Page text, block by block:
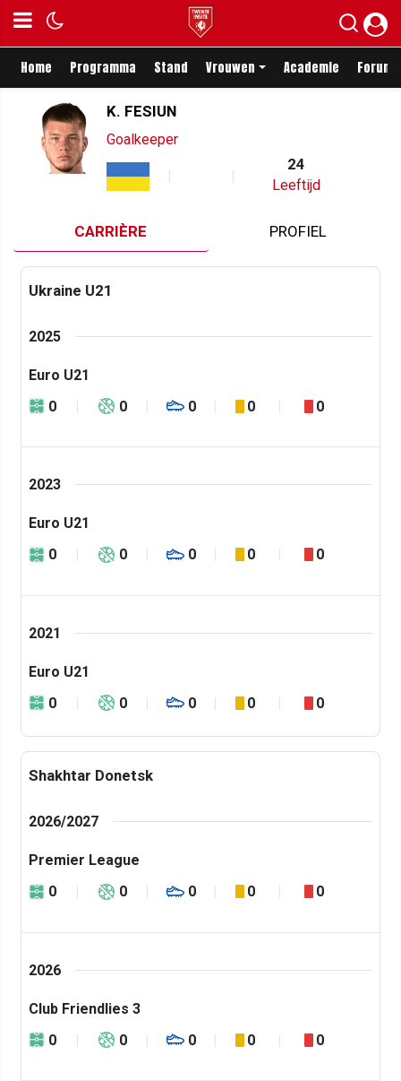
Home Programma Stand Vrouwen Academie Forum
K. FESIUN
Goalkeeper
24
Leeftijd
CARRIÈRE PROFIEL
Ukraine U21
2025
Euro U21
0
0 0 0 0
2023
Euro U21
0
0 0 0 0
2021
Euro U21
0
0 0 0 0
Shakhtar Donetsk
2026/2027
Premier League
0
0 0 0 0
2026
Club Friendlies 3
0
0 0 0 0